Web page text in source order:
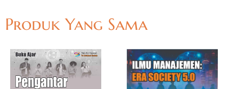
Produk Yang Sama